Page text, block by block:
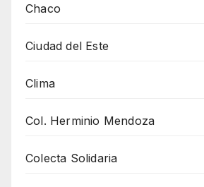
Chaco
Ciudad del Este
Clima
Col. Herminio Mendoza
Colecta Solidaria